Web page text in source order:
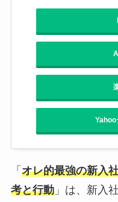
Yahoo
「 オレ的最強の新入
考と行動」は、新入